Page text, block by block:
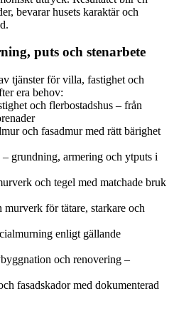
bevarar husets karaktär och
puts och stenarbete
tjänster för villa, fastighet och
era behov:
och flerbostadshus – från
och fasadmur med rätt bärighet
– grundning, armering och ytputs i
och tegel med matchade bruk
för tätare, starkare och
enligt gällande
och renovering –
fasadskador med dokumenterad